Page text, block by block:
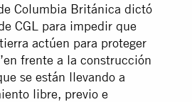
Columbia Británica dictó
CGL para impedir que
actúen para proteger
frente a la construcción
se están llevando a
libre, previo e